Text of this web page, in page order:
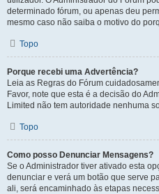
determinado fórum, ou apenas deu
mesmo caso não saiba o motivo do
Topo
Porque recebi uma Advertência?
Leia as Regras do Fórum
Favor, note que esta é a decisão do
Limited não tem autoridade nenhuma
Topo
Como posso Denunciar Mensagens?
Se o Administrador tiver ativado esta
denunciar e verá um botão que serve
ali, será encaminhado às etapas